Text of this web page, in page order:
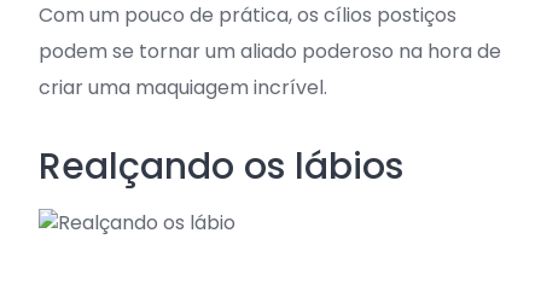
Com um pouco de prática, os cílios postiços
podem se tornar um aliado poderoso na hora de
criar uma maquiagem incrível.
Realçando os lábios